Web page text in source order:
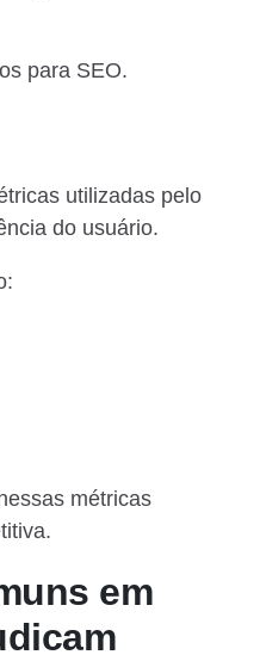
para SEO.
utilizadas pelo
do usuário.
métricas
em